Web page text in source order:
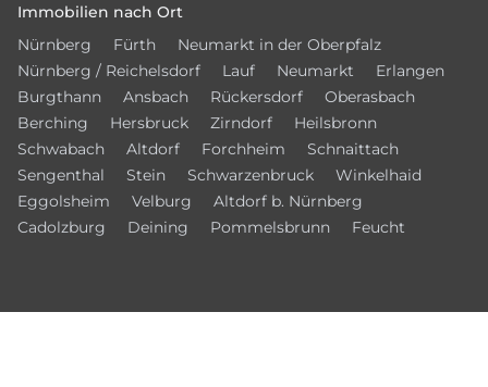
Immobilien nach Ort
Nürnberg
Fürth
Neumarkt in der Oberpfalz
Nürnberg / Reichelsdorf
Lauf Neumarkt
Erlangen
Burgthann
Ansbach Rückersdorf
Oberasbach
Berching
Hersbruck Zirndorf
Heilsbronn
Schwabach
Altdorf Forchheim
Schnaittach
Sengenthal
Stein Schwarzenbruck
Winkelhaid
Eggolsheim
Velburg
Altdorf b. Nürnberg
Cadolzburg
Deining Pommelsbrunn Feucht